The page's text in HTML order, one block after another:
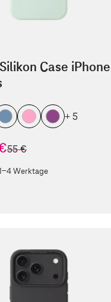
Case iPhone
+ 5
statt
55 €
4 Werktage